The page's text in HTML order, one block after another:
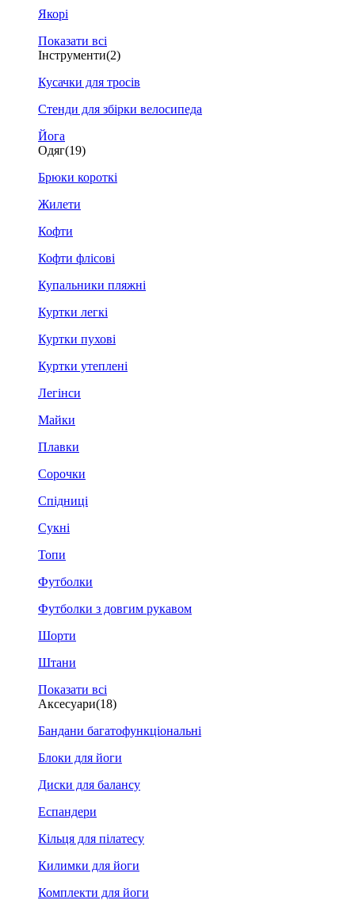
Якорі
Показати всі
Інструменти(2)
Кусачки для тросів
Стенди для збірки велосипеда
Йога
Одяг(19)
Брюки короткі
Жилети
Кофти
Кофти флісові
Купальники пляжні
Куртки легкі
Куртки пухові
Куртки утеплені
Легінси
Майки
Плавки
Сорочки
Спідниці
Сукні
Топи
Футболки
Футболки з довгим рукавом
Шорти
Штани
Показати всі
Аксесуари(18)
Бандани багатофункціональні
Блоки для йоги
Диски для балансу
Еспандери
Кільця для пілатесу
Килимки для йоги
Комплекти для йоги